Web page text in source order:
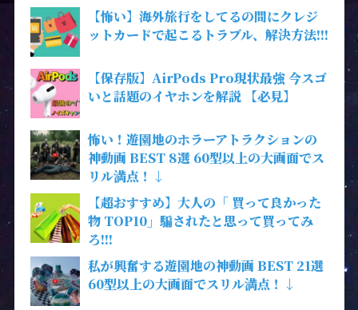
【怖い】海外旅行をしてるの間にクレジ
ットカードで起こるトラブル、解決方法!!!
【保存版】AirPods Pro現状最強 今スゴ
いと話題のイヤホンを解説 【必見】
怖い！遊園地のホラーアトラクションの
神動画 BEST 8選 60型以上の大画面でス
リル満点！↓
【超おすすめ】大人の「 買って良かった
物 TOP10」騙されたと思って買ってみ
ろ!!!
私が興奮する遊園地の神動画 BEST 21選
60型以上の大画面でスリル満点！↓